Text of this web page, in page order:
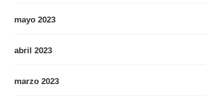
mayo 2023
abril 2023
marzo 2023